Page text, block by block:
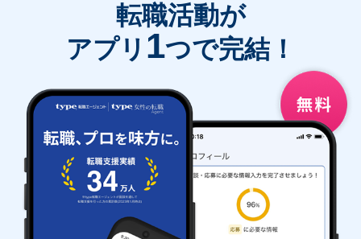
転職活動が
アプリ 1つで完結！